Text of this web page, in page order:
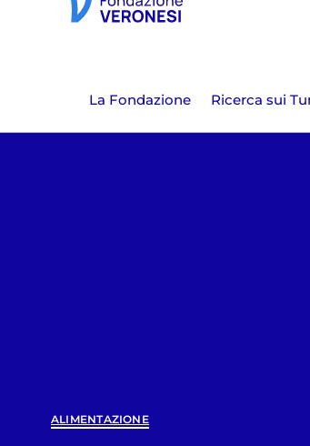
La Fondazione Ricerca sui
ALIMENTAZIONE